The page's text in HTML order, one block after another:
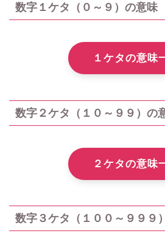
数字１ケタ（０～９）の意味
１ケタの意味
数字２ケタ（１０～９９）の
２ケタの意味
数字３ケタ（１００～９９９